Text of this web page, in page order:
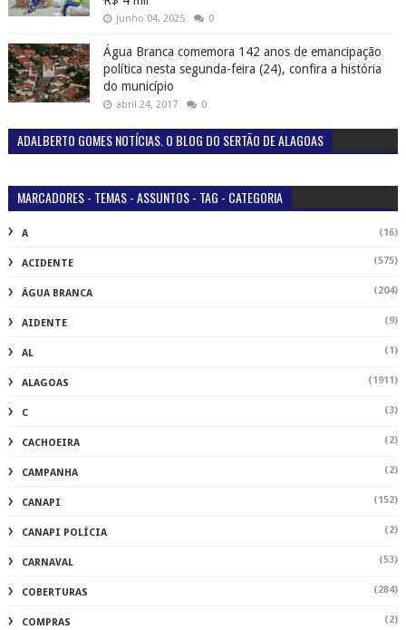
junho 04, 2025 0
Água Branca comemora 142 anos de emancipação
política nesta segunda-feira (24), confira a história
do município
abril 24, 2017 0
ADALBERTO GOMES NOTÍCIAS. O BLOG DO SERTÃO DE ALAGOAS
MARCADORES - TEMAS - ASSUNTOS - TAG - CATEGORIA
A (16)
ACIDENTE (575)
ÁGUA BRANCA (204)
AIDENTE (9)
AL (1)
ALAGOAS (1911)
C (3)
CACHOEIRA (2)
CAMPANHA (2)
CANAPI (152)
CANAPI POLÍCIA (2)
CARNAVAL (53)
COBERTURAS (284)
COMPRAS (2)